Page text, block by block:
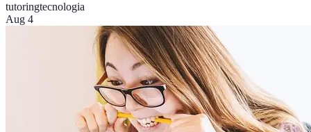
tutoringtecnologia
Aug 4